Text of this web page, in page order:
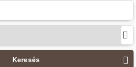
Keresés